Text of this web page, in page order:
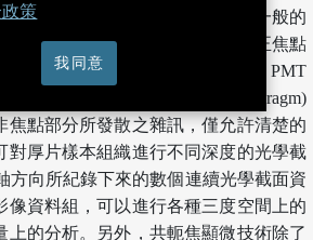
部螢光物體的顯微構造影像。在一般的
非焦面所發散的訊息，會干擾真正焦點
的影像模糊。共軛焦顯微鏡在 PMT
測器前，具有一針孔 (pinhole diaphragm)
焦點部分所發散之雜訊，僅允許清楚的
對厚片樣本組織進行不同深度的光學截
方向所紀錄下來的數個連續光學截面資
像資料組，可以進行各種三度空間上的
上的分析。另外，共軛焦顯微技術除了
策
我同意